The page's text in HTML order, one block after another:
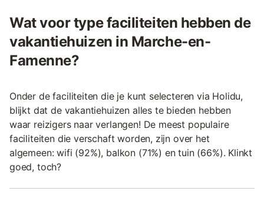
Wat voor type faciliteiten hebben de
vakantiehuizen in Marche-en-
Famenne?
Onder de faciliteiten die je kunt selecteren via Holidu,
blijkt dat de vakantiehuizen alles te bieden hebben
waar reizigers naar verlangen! De meest populaire
faciliteiten die verschaft worden, zijn over het
algemeen: wifi (92%), balkon (71%) en tuin (66%). Klinkt
goed, toch?